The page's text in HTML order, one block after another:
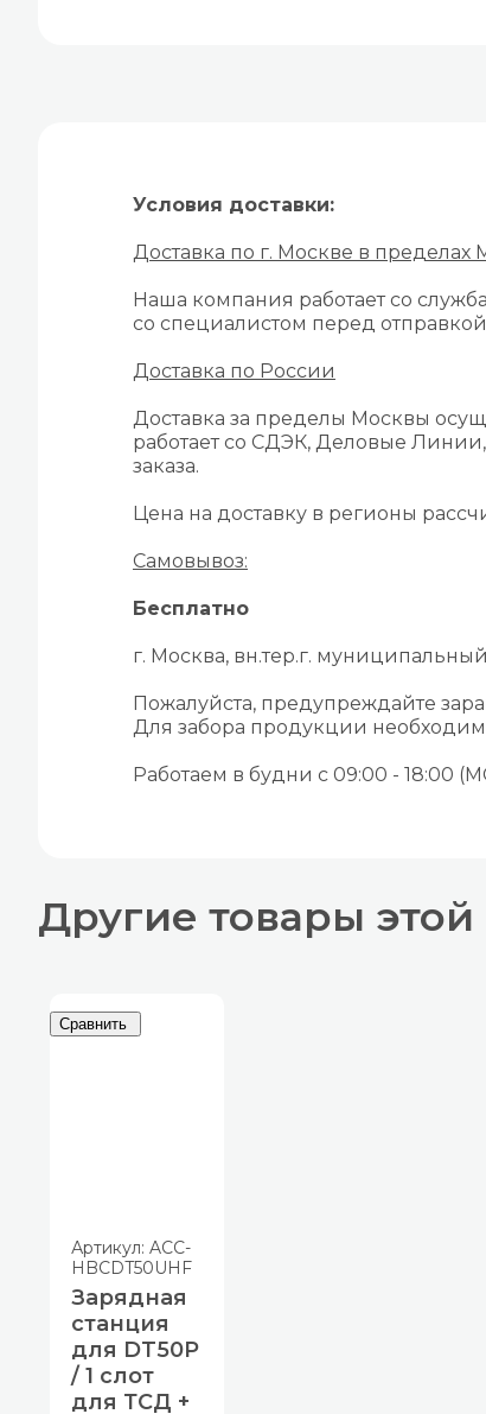
Условия доставки:
Доставка по г. Москве в пределах
Наша компания работает со
со специалистом перед отправкой
Доставка по России
Доставка за пределы Москвы
работает со СДЭК, Деловые
заказа.
Цена на доставку в регионы
Самовывоз:
Бесплатно
г. Москва, вн.тер.г.
Пожалуйста, предупреждайте
Для забора продукции
Работаем в будни с 09:00 - 18:00
Другие товары этой
Сравнить
Артикул: ACC-
HBCDT50UHF
Зарядная
станция
для DT50P
/ 1 слот
для ТСД +